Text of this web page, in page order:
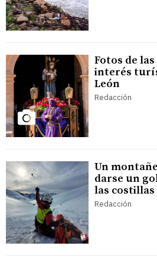
Fotos de
interés
León
Redacción
Un
darse un
las costillas
Redacción